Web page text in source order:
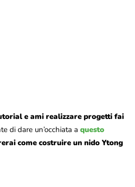
e ami realizzare progetti fai
di dare un’occhiata a questo
come costruire un nido Ytong